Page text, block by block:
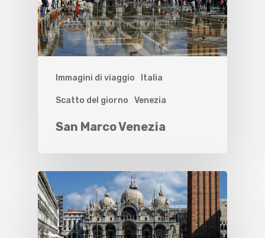
Immagini di viaggio Italia
Scatto del giorno Venezia
San Marco Venezia